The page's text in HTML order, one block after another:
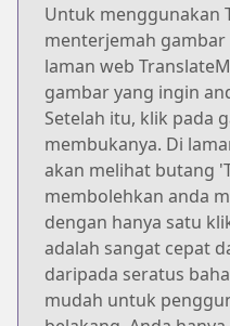
Untuk menggunakan
menterjemah gambar
laman web
gambar yang ingin
Setelah itu, klik pada
membukanya. Di
akan melihat butang
membolehkan anda
dengan hanya satu
adalah sangat cepat
daripada seratus
mudah untuk